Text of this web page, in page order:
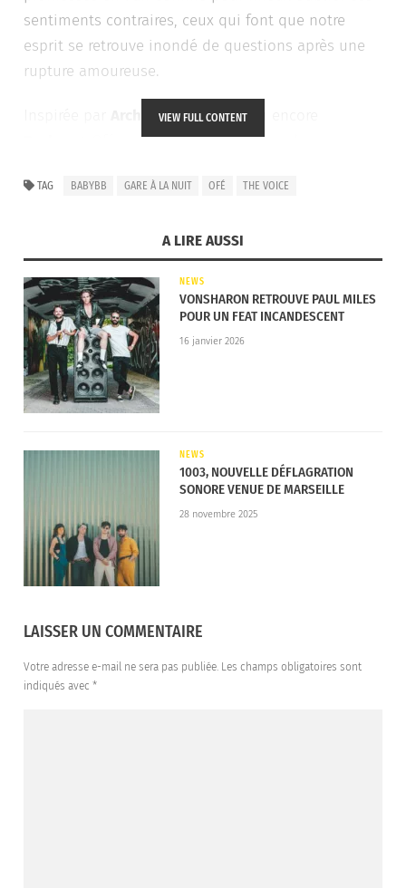
sentiments contraires, ceux qui font que notre
esprit se retrouve inondé de questions après une
rupture amoureuse.
Archive,Radioheadou encore
, Ofé captive lors de chacune de ses
Découvrez dès à présent
babyBB:
VIEW FULL CONTENT
TAG BABYBB GARE À LA NUIT OFÉ THE VOICE
A LIRE AUSSI
NEWS
VONSHARON RETROUVE PAUL MILES
POUR UN FEAT INCANDESCENT
16 janvier 2026
NEWS
1003, NOUVELLE DÉFLAGRATION
SONORE VENUE DE MARSEILLE
28 novembre 2025
LAISSER UN COMMENTAIRE
Votre adresse e-mail ne sera pas publiée. Les champs obligatoires sont
indiqués avec *